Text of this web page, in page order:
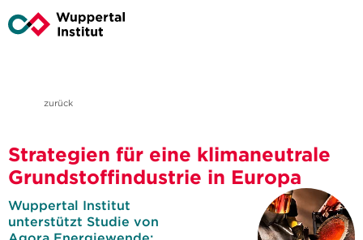
zurück
Strategien für eine klimaneutrale
Grundstoffindustrie in Europa
Wuppertal Institut
unterstützt Studie von